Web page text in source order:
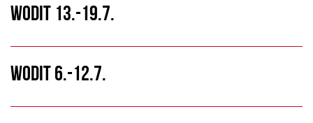
WODIT 13.-19.7.
WODIT 6.-12.7.